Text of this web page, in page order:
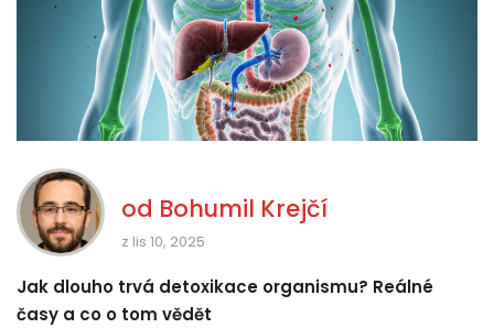
od Bohumil Krejčí
z lis 10, 2025
Jak dlouho trvá detoxikace organismu? Reálné
časy a co o tom vědět